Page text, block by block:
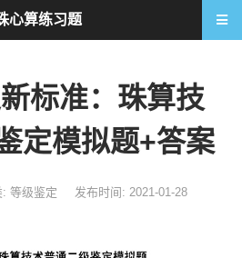
标准：珠算技
定模拟题+答案
: 等级鉴定
发布时间: 2021-01-28
心算练习题